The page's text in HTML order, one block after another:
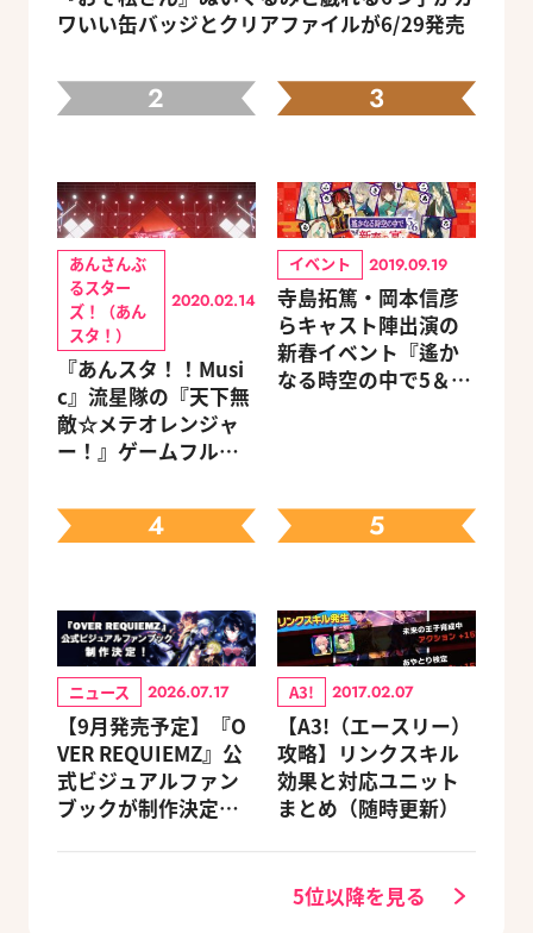
ワいい缶バッジとクリアファイルが6/29発売
2
あんさんぶ
るスター
ズ！（あん
スタ！）
2020.02.14
『あんスタ！！Musi
c』流星隊の『天下無
敵☆メテオレンジャ
ー！』ゲームフルサ
3
イベント 2019.09.19
寺島拓篤・岡本信彦
らキャスト陣出演の
新春イベント『遙か
なる時空の中で5＆6
4
ニュース 2026.07.17
【9月発売予定】『O
VER REQUIEMZ』公
式ビジュアルファン
ブックが制作決定！
5
A3! 2017.02.07
【A3!（エースリー）
攻略】リンクスキル
効果と対応ユニット
まとめ（随時更新）
5位以降を見る